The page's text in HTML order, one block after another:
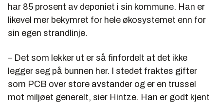
har 85 prosent av deponiet i sin kommune. Han er
likevel mer bekymret for hele økosystemet enn for
sin egen strandlinje.
– Det som lekker ut er så finfordelt at det ikke
legger seg på bunnen her. I stedet fraktes gifter
som PCB over store avstander og er en trussel
mot miljøet generelt, sier Hintze. Han er godt kjent